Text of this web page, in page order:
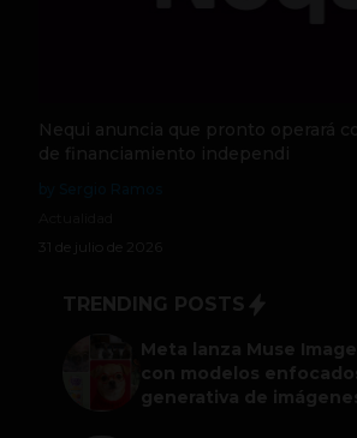
Nequi anuncia que pronto operará
de financiamiento independi
31 de julio de 2026
TRENDING POSTS
Meta lanza Muse
con modelos
generativa de